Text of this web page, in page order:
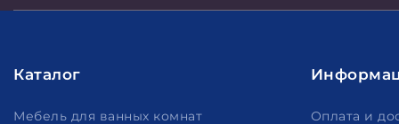
Каталог
Мебель для ванных комнат
Оплата и